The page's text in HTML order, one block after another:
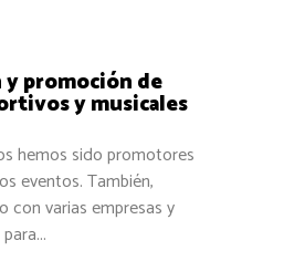
y promoción de
y musicales
hemos sido promotores
eventos. También,
con varias empresas y